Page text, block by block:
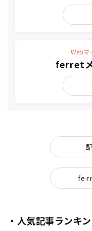
Webマ
ferret
・人気記事ランキ